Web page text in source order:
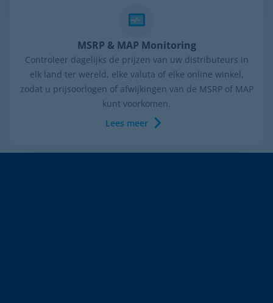
MSRP & MAP Monitoring
Controleer dagelijks de prijzen van uw distributeurs in
elk land ter wereld, elke valuta of elke online winkel,
zodat u prijsoorlogen of afwijkingen van de MSRP of MAP
kunt voorkomen.
Lees meer